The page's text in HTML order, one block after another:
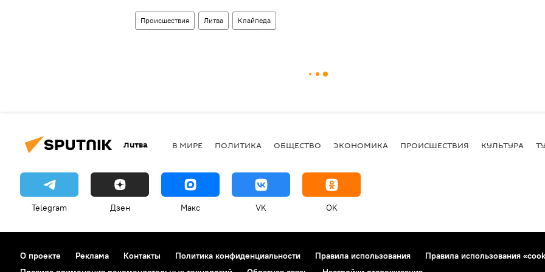
Происшествия Литва Клайпеда
Литва В МИРЕ ПОЛИТИКА ОБЩЕСТВО ЭКОНОМИКА ПРОИСШЕСТВИЯ КУЛЬТУРА
Telegram Дзен Макс VK OK
О проекте Реклама Контакты Политика конфиденциальности Правила использования
Правила использования